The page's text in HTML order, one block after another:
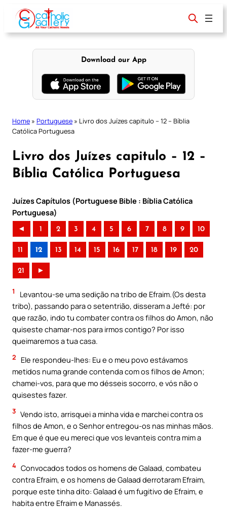
content
Download our App
Home » Portuguese » Livro dos Juízes capitulo – 12 – Bíblia
Católica Portuguesa
Livro dos Juízes capitulo – 12 –
Bíblia Católica Portuguesa
Juízes Capítulos (Portuguese Bible : Bíblia Católica
Portuguesa)
◄ 1 2 3 4 5 6 7 8 9 10
11 12 13 14 15 16 17 18 19 20
21 ►
1
Levantou-se uma sedição na tribo de Efraim.(Os desta
tribo), passando para o setentrião, disseram a Jefté: por
que razão, indo tu combater contra os filhos do Amon, não
quiseste chamar-nos para irmos contigo? Por isso
queimaremos a tua casa.
2
Ele respondeu-lhes: Eu e o meu povo estávamos
metidos numa grande contenda com os filhos de Amon;
chamei-vos, para que mo désseis socorro, e vós não o
quisestes fazer.
3 Vendo isto, arrisquei a minha vida e marchei contra os
filhos de Amon, e o Senhor entregou-os nas minhas mãos.
Em que é que eu mereci que vos levanteis contra mim a
fazer-me guerra?
4 Convocados todos os homens de Galaad, combateu
contra Efraim, e os homens de Galaad derrotaram Efraim,
porque este tinha dito: Galaad é um fugitivo de Efraim, e
habita entre Efraim e Manassés.